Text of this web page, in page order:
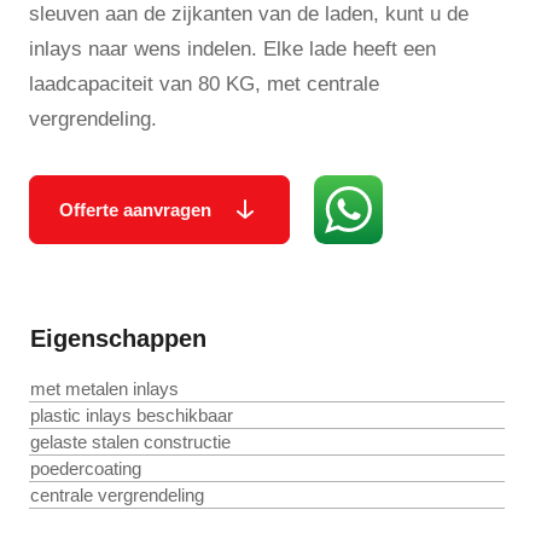
sleuven aan de zijkanten van de laden, kunt u de
inlays naar wens indelen. Elke lade heeft een
laadcapaciteit van 80 KG, met centrale
vergrendeling.
Offerte aanvragen
Eigenschappen
met metalen inlays
plastic inlays beschikbaar
gelaste stalen constructie
poedercoating
centrale vergrendeling